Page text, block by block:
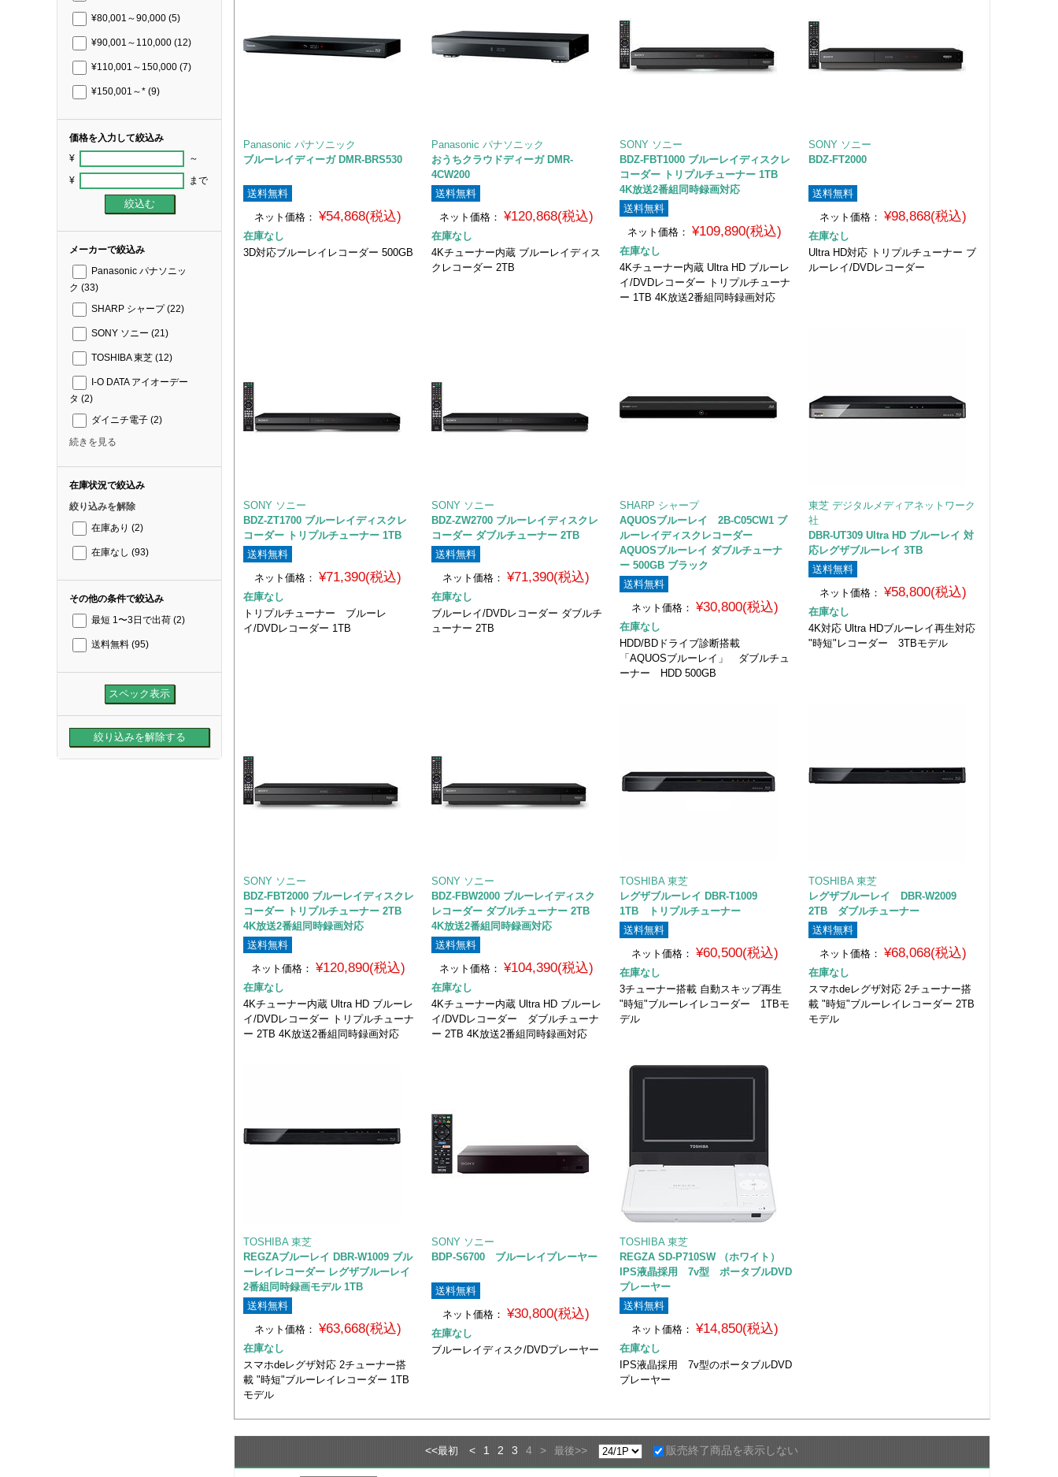
¥80,001～90,000 (5)
¥90,001～110,000 (12)
¥110,001～150,000 (7)
¥150,001～* (9)
価格を入力して絞込み
¥ ～
¥ まで
メーカーで絞込み
Panasonic パナソニッ
ク (33)
SHARP シャープ(22)
SONY ソニー (21)
TOSHIBA 東芝 (12)
I-O DATA アイオーデー
タ (2)
ダイニチ電子 (2)
続きを見る
在庫状況で絞込み
絞り込みを解除
在庫あり (2)
在庫なし (93)
その他の条件で絞込み
最短 1〜3日で出荷 (2)
送料無料 (95)
Panasonic パナソニック
ブルーレイディーガ DMR-BRS530
送料無料
ネット価格：
¥54,868(税込)
在庫なし
3D対応ブルーレイレコーダー 500GB
Panasonic パナソニック
おうちクラウドディーガ DMR-
4CW200
送料無料
ネット価格： ¥120,868(税込)
在庫なし
4Kチューナー内蔵 ブルーレイディス
クレコーダー 2TB
SONY ソニー
BDZ-FBT1000 ブルーレイディスクレ
コーダー トリプルチューナー 1TB
4K放送2番組同時録画対応
送料無料
ネット価格：
¥109,890(税込)
在庫なし
4Kチューナー内蔵 Ultra HD ブルーレ
イ/DVDレコーダー トリプルチューナ
ー 1TB 4K放送2番組同時録画対応
SONY ソニー
BDZ-FT2000
送料無料
ネット価格： ¥98,868(税込)
在庫なし
Ultra HD対応 トリプルチューナー ブ
ルーレイ/DVDレコーダー
SONY ソニー
BDZ-ZT1700 ブルーレイディスクレ
コーダー トリプルチューナー 1TB
送料無料
ネット価格：
¥71,390(税込)
在庫なし
トリプルチューナー ブルーレ
イ/DVDレコーダー 1TB
SONY ソニー
BDZ-ZW2700 ブルーレイディスクレ
コーダー ダブルチューナー 2TB
送料無料
ネット価格：
¥71,390(税込)
在庫なし
ブルーレイ/DVDレコーダー ダブルチ
ューナー 2TB
SHARP シャープ
AQUOSブルーレイ 2B-C05CW1 ブ
ルーレイディスクレコーダー
AQUOSブルーレイ ダブルチューナ
ー 500GB ブラック
送料無料
ネット価格： ¥30,800(税込)
在庫なし
HDD/BDドライブ診断搭載
「AQUOSブルーレイ」 ダブルチュ
ーナー HDD 500GB
東芝 デジタルメディアネットワーク
社
DBR-UT309 Ultra HD ブルーレイ 対
応レグザブルーレイ 3TB
送料無料
ネット価格： ¥58,800(税込)
在庫なし
4K対応 Ultra HDブルーレイ再生対応
"時短"レコーダー 3TBモデル
SONY ソニー
BDZ-FBT2000 ブルーレイディスクレ
コーダー トリプルチューナー 2TB
4K放送2番組同時録画対応
送料無料
ネット価格： ¥120,890(税込)
在庫なし
4Kチューナー内蔵 Ultra HD ブルーレ
イ/DVDレコーダー トリプルチューナ
ー 2TB 4K放送2番組同時録画対応
SONY ソニー
BDZ-FBW2000 ブルーレイディスク
レコーダー ダブルチューナー 2TB
4K放送2番組同時録画対応
送料無料
ネット価格： ¥104,390(税込)
在庫なし
4Kチューナー内蔵 Ultra HD ブルーレ
イ/DVDレコーダー ダブルチューナ
ー 2TB 4K放送2番組同時録画対応
TOSHIBA 東芝
レグザブルーレイ DBR-T1009
1TB トリプルチューナー
送料無料
ネット価格： ¥60,500(税込)
在庫なし
3チューナー搭載 自動スキップ再生
"時短"ブルーレイレコーダー 1TBモ
デル
TOSHIBA 東芝
レグザブルーレイ DBR-W2009
2TB ダブルチューナー
送料無料
ネット価格： ¥68,068(税込)
在庫なし
スマホdeレグザ対応 2チューナー搭
載 "時短"ブルーレイレコーダー 2TB
モデル
TOSHIBA 東芝
REGZAブルーレイ DBR-W1009 ブル
ーレイレコーダー レグザブルーレイ
2番組同時録画モデル 1TB
送料無料
ネット価格：
¥63,668(税込)
在庫なし
スマホdeレグザ対応 2チューナー搭
載 "時短"ブルーレイレコーダー 1TB
モデル
SONY ソニー
BDP-S6700 ブルーレイプレーヤー
送料無料
ネット価格：
¥30,800(税込)
在庫なし
ブルーレイディスク/DVDプレーヤー
TOSHIBA 東芝
REGZA SD-P710SW （ホワイト）
IPS液晶採用 7v型 ポータブルDVD
プレーヤー
送料無料
ネット価格： ¥14,850(税込)
在庫なし
IPS液晶採用 7v型のポータブルDVD
プレーヤー
<<最初 < 1 2 3 4 > 最後>> 販売終了商品を表示しない